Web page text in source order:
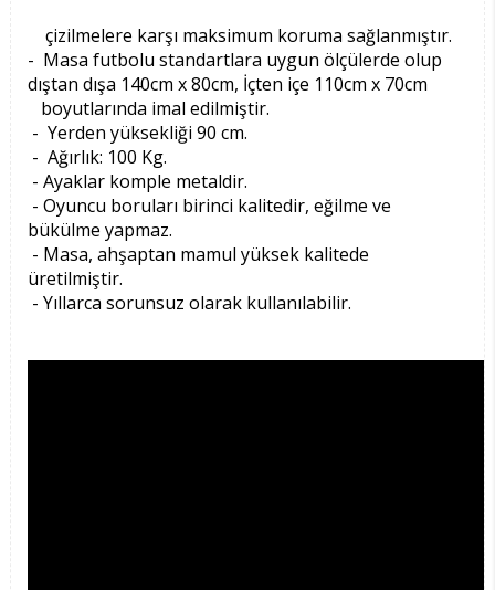
çizilmelere karşı maksimum koruma sağlanmıştır.
- Masa futbolu standartlara uygun ölçülerde olup
dıştan dışa 140cm x 80cm, İçten içe 110cm x 70cm
boyutlarında imal edilmiştir.
- Yerden yüksekliği 90 cm.
- Ağırlık: 100 Kg.
- Ayaklar komple metaldir.
- Oyuncu boruları birinci kalitedir, eğilme ve
bükülme yapmaz.
- Masa, ahşaptan mamul yüksek kalitede
üretilmiştir.
- Yıllarca sorunsuz olarak kullanılabilir.